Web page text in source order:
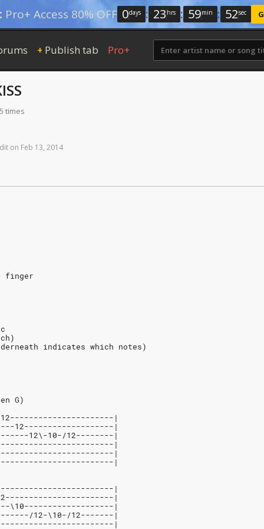
Pro+ Access 80% OFF 0days : 23 hrs : 59min : 51sec
+ Publish tab Pro+
times
on Feb 13, 2014
finger
indicates which notes)
G)
|
12-------------------|
12\-10-/12--------|
|
|
|
|
|
\10-------------------|
12-\10-/12-------|
|